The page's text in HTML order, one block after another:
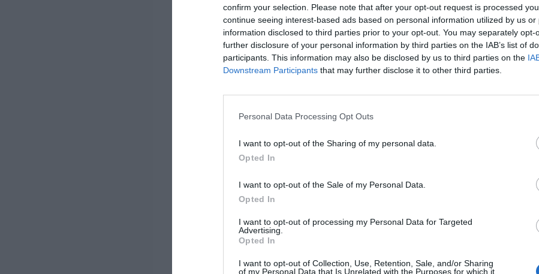
confirm your selection. Please note that after your opt-out request is processed
continue seeing interest-based ads based on personal information utilized by us or
information disclosed to third parties prior to your opt-out. You may separately opt-
further disclosure of your personal information by third parties on the IAB’s list of
participants. This information may also be disclosed by us to third parties on the
Downstream Participants that may further disclose it to other third parties.
Personal Data Processing Opt Outs
I want to opt-out of the Sharing of my personal data.
Opted In
I want to opt-out of the Sale of my Personal Data.
Opted In
I want to opt-out of processing my Personal Data for Targeted
Advertising.
Opted In
I want to opt-out of Collection, Use, Retention, Sale, and/or Sharing
of my Personal Data that Is Unrelated with the Purposes for which it